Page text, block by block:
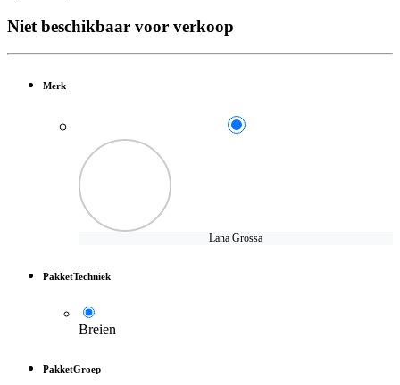
Niet beschikbaar voor verkoop
Merk
Lana Grossa
PakketTechniek
Breien
PakketGroep